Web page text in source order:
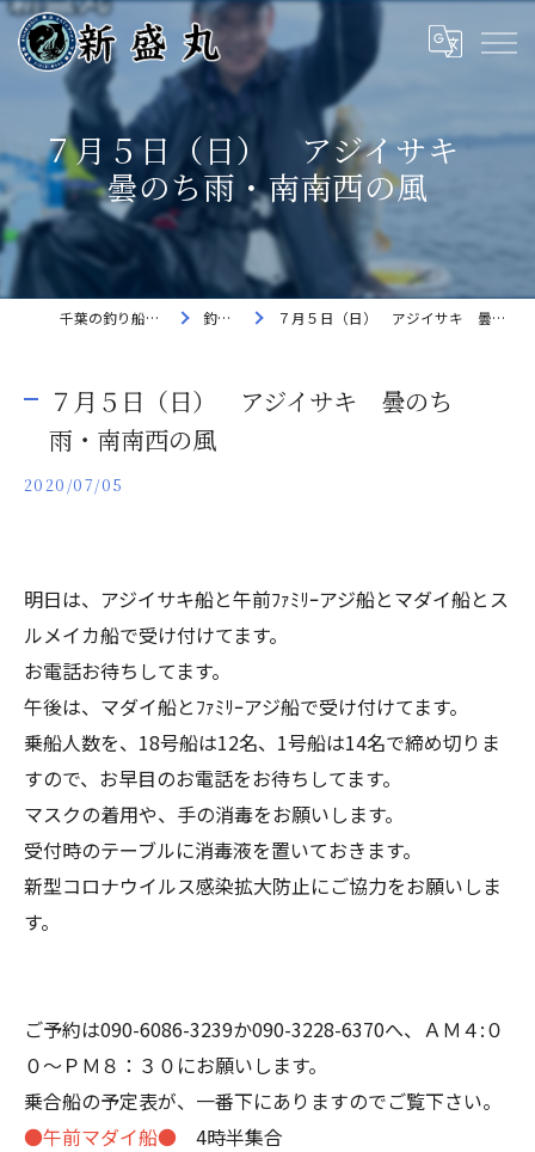
７月５日（日） アジイサキ
曇のち雨・南南西の風
千葉の釣り船なら新盛丸 釣果速報 ７月５日（日） アジイサキ 曇のち雨・南南西の風
７月５日（日） アジイサキ 曇のち
雨・南南西の風
2020/07/05
明日は、アジイサキ船と午前ﾌｧﾐﾘｰアジ船とマダイ船とス
ルメイカ船で受け付けてます。
お電話お待ちしてます。
午後は、マダイ船とﾌｧﾐﾘｰアジ船で受け付けてます。
乗船人数を、18号船は12名、1号船は14名で締め切りま
すので、お早目のお電話をお待ちしてます。
マスクの着用や、手の消毒をお願いします。
受付時のテーブルに消毒液を置いておきます。
新型コロナウイルス感染拡大防止にご協力をお願いしま
す。
ご予約は090-6086-3239か090-3228-6370へ、ＡＭ４:０
０～ＰＭ８：３０にお願いします。
乗合船の予定表が、一番下にありますのでご覧下さい。
●午前マダイ船● 4時半集合